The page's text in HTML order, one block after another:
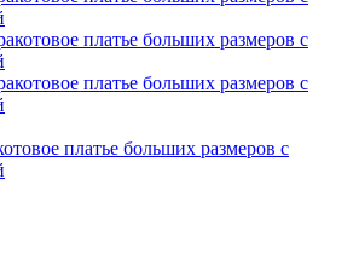
платье больших размеров с